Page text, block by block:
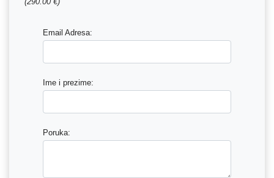
Email Adresa:
Ime i prezime:
Poruka: